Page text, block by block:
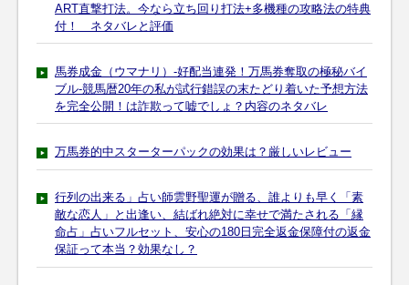
ART直撃打法。今なら立ち回り打法+多機種の攻略法の特典
付！ ネタバレと評価
馬券成金（ウマナリ）-好配当連発！万馬券奪取の極秘バイ
ブル-競馬暦20年の私が試行錯誤の末たどり着いた予想方法
を完全公開！は詐欺って嘘でしょ？内容のネタバレ
万馬券的中スターターパックの効果は？厳しいレビュー
行列の出来る」占い師雲野聖運が贈る、誰よりも早く「素
敵な恋人」と出逢い、結ばれ絶対に幸せで満たされる「縁
命占」占いフルセット、安心の180日完全返金保障付の返金
保証って本当？効果なし？